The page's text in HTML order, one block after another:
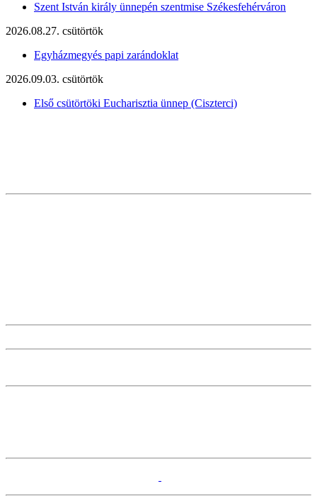
Szent István király ünnepén szentmise Székesfehérváron
2026.08.27. csütörtök
Egyházmegyés papi zarándoklat
2026.09.03. csütörtök
Első csütörtöki Eucharisztia ünnep (Ciszterci)